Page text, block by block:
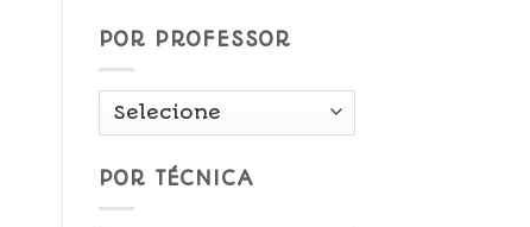
POR PROFESSOR
POR TÉCNICA